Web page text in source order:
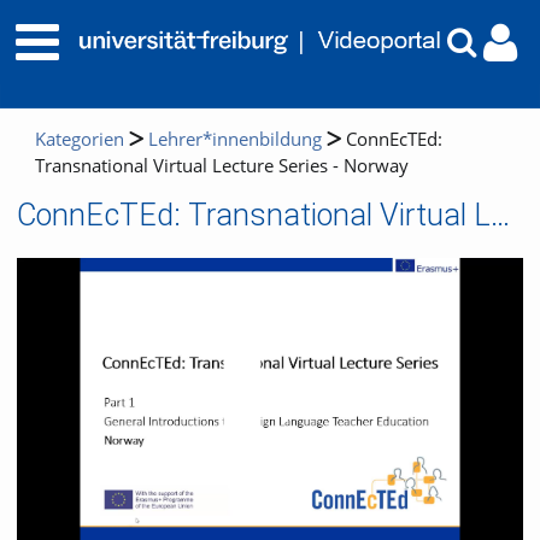
Kategorien Lehrer*innenbildung
ConnEcTEd:
Transnational Virtual Lecture Series - Norway
ConnEcTEd: Transnational Virtual Lecture Series - Norway